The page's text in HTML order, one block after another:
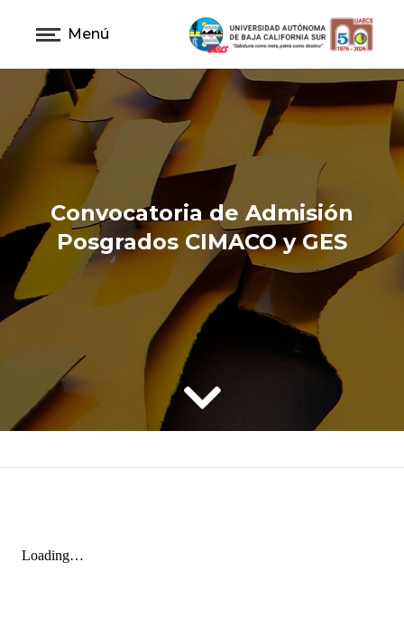
Menú
Convocatoria de Admisión
Posgrados CIMACO y GES